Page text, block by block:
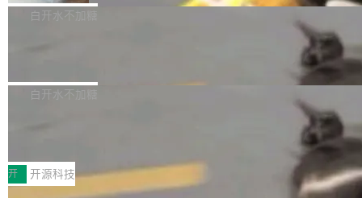
貌。数据显示，微软和 Meta 主要依托充沛的经
代码、验证结果的 AI 终端工具。 据介绍，Muse
个主 agent 循环，外加一组后台 agent。这些后
构建流程可以分为四个环节：建图 → 控制难度
白开水不加糖
库，并将作为transport接入Mooncake TENT。
MPComm将作为一种传输引擎接入Mooncake T
ENT，实现零拷贝传输性能提升30%、非零拷贝
白开水不加糖
型案例入选名单》，深信服“面向企业研发场景的
开源 AI 编程平台 CoStrict 应用”凭借卓越的技术
开 开源科技